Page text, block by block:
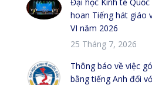
hoan Tiếng hát giáo
VI năm 2026
25 Tháng 7, 2026
Thông báo về việc
bằng tiếng Anh đối